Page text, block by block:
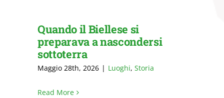
Quando il Biellese si
preparava a nascondersi
sottoterra
Maggio 28th, 2026 | Luoghi, Storia
Read More